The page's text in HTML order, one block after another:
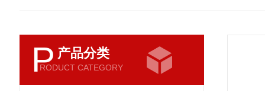
P 产品分类
RODUCT CATEGORY